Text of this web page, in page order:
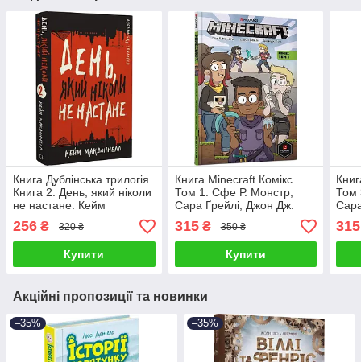
Книга Дублінська трилогія.
Книга 2. День, який ніколи
не настане. Кейм
МакДоннелл
256 ₴ 320 ₴
Купити
Книга Minecraft Комікс.
Том 1. Сфе Р. Монстр,
Сара Ґрейлі, Джон Дж.
Гілл
315₴ 350 ₴
Купити
Том
Гілл
315
Акційні пропозиції та новинки
–35% –35%